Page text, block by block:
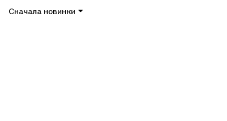
Сначала новинки